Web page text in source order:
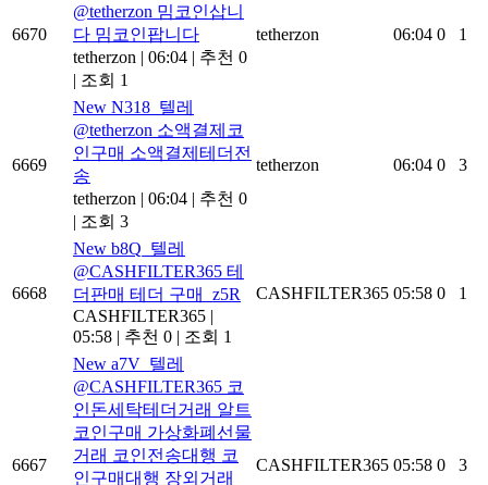
6670
@tetherzon 밈코인삽니
다 밈코인팝니다
tetherzon | 06:04 | 추천 0
| 조회 1
tetherzon 06:04 0 1
6669
New N318_텔레
@tetherzon 소액결제코
인구매 소액결제테더전
송
tetherzon | 06:04 | 추천 0
| 조회 3
tetherzon 06:04 0 3
6668
New b8Q_텔레
@CASHFILTER365 테
더판매 테더 구매_z5R
CASHFILTER365 |
05:58 | 추천 0 | 조회 1
CASHFILTER365 05:58 0 1
6667
New a7V_텔레
@CASHFILTER365 코
인돈세탁테더거래 알트
코인구매 가상화폐선물
거래 코인전송대행 코
인구매대행 장외거래
CASHFILTER365 05:58 0 3